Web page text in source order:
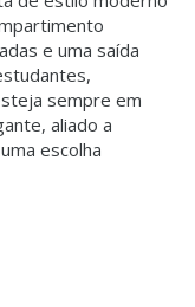
e uma saída
sempre em
aliado a
escolha